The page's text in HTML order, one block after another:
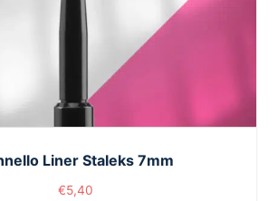
Liner Staleks 7mm
€5,40